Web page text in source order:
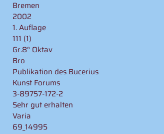
Bremen
2002
1. Auflage
111 (1)
Gr.8° Oktav
Bro
Publikation des Bucerius
Kunst Forums
3-89757-172-2
Sehr gut erhalten
Varia
69_14995